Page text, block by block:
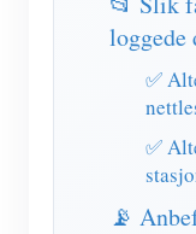
Virtuell
System
butikk
loggede
✅
✅
📡